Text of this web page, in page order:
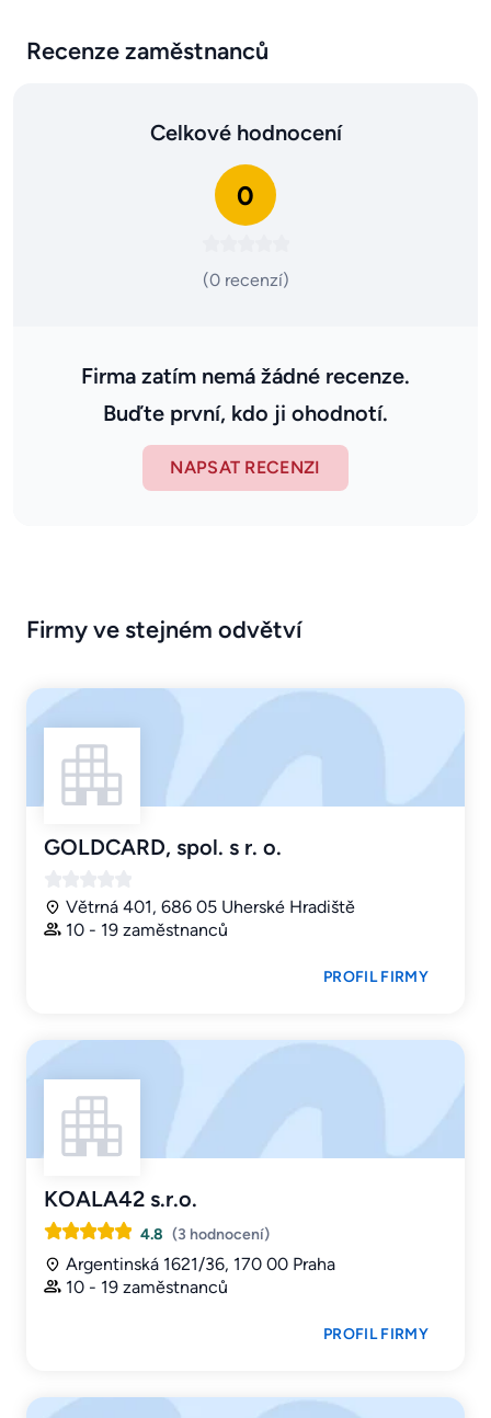
Recenze zaměstnanců
Celkové hodnocení
0
(0 recenzí)
Firma zatím nemá žádné recenze.
Buďte první, kdo ji ohodnotí.
NAPSAT RECENZI
Firmy ve stejném odvětví
GOLDCARD, spol. s r. o.
Větrná 401, 686 05 Uherské Hradiště
10 - 19 zaměstnanců
PROFIL FIRMY
KOALA42 s.r.o.
4.8 (3 hodnocení)
Argentinská 1621/36, 170 00 Praha
10 - 19 zaměstnanců
PROFIL FIRMY